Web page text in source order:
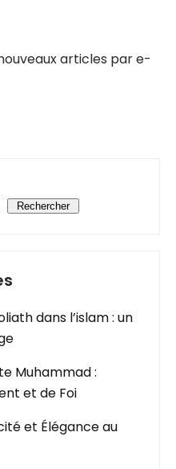
articles par e-
Rechercher
dans l’islam : un
Muhammad :
et de Foi
et Élégance au